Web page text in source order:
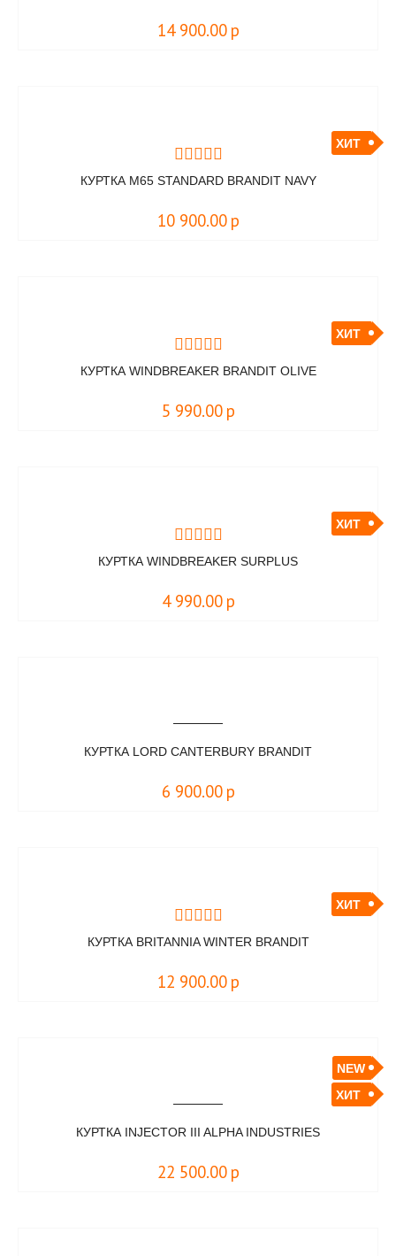
14 900.00 р
ХИТ
КУРТКА M65 STANDARD BRANDIT NAVY
10 900.00 р
ХИТ
КУРТКА WINDBREAKER BRANDIT OLIVE
5 990.00 р
ХИТ
КУРТКА WINDBREAKER SURPLUS
4 990.00 р
КУРТКА LORD CANTERBURY BRANDIT
6 900.00 р
ХИТ
КУРТКА BRITANNIA WINTER BRANDIT
12 900.00 р
NEW
ХИТ
КУРТКА INJECTOR III ALPHA INDUSTRIES
22 500.00 р